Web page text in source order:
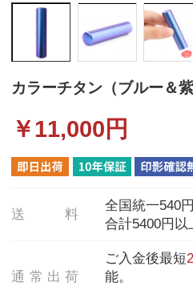
カラーチタン（ブルー＆
￥11,000 円
送 料
全国統一540円
合計5400円以
通 常 出 荷
ご入金後最短
能。